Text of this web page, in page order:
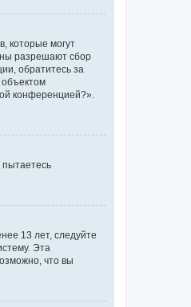
которые могут
разрешают сбор
обратитесь за
конференцией?».
13 лет, следуйте
Эта
что вы